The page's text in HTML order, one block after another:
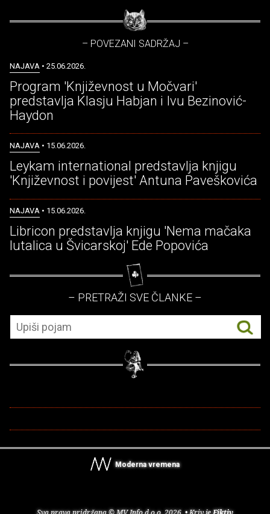
– POVEZANI SADRŽAJ –
NAJAVA • 25.06.2026.
Program 'Književnost u Močvari'
predstavlja Klasju Habjan i Ivu Bezinović-
Haydon
NAJAVA • 15.06.2026.
Leykam international predstavlja knjigu
'Književnost i povijest' Antuna Paveškovića
NAJAVA • 15.06.2026.
Libricon predstavlja knjigu 'Nema mačaka
lutalica u Švicarskoj' Ede Popovića
– PRETRAŽI SVE ČLANKE –
Moderna vremena